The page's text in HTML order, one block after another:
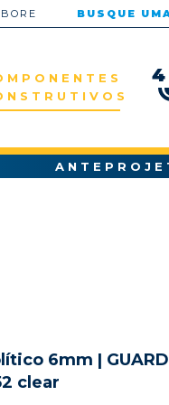
BUSQUE
4
6mm |
clear